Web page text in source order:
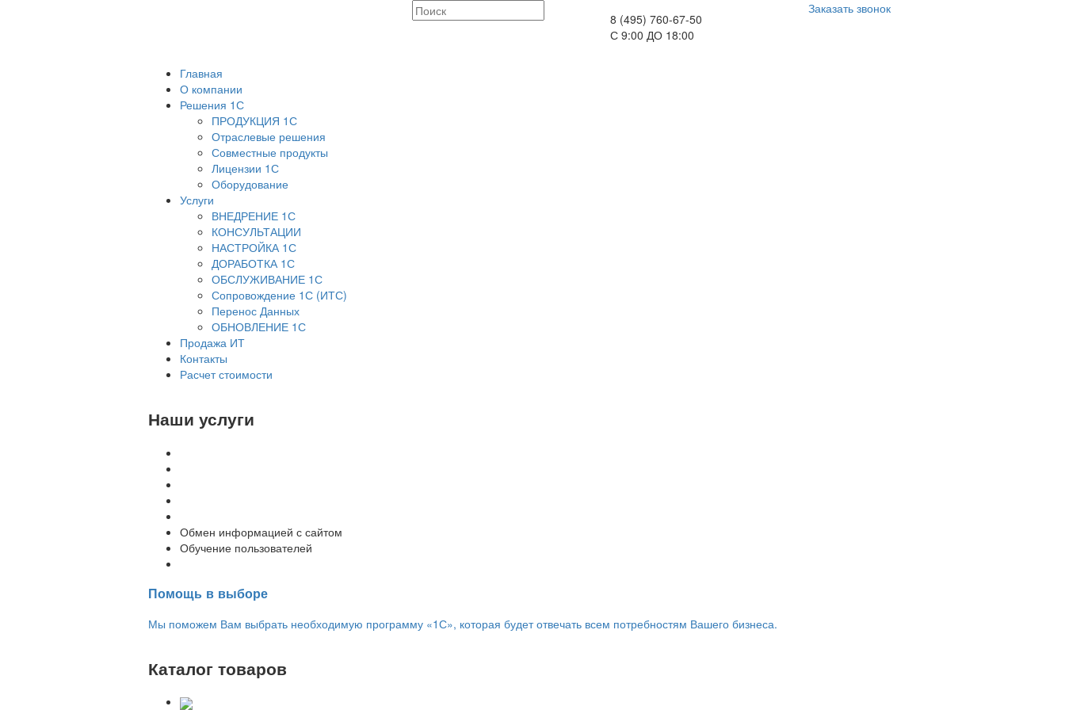
8 (495) 760-67-50
С 9:00 ДО 18:00
Заказать звонок
Главная
О компании
Решения 1С
ПРОДУКЦИЯ 1С
Отраслевые решения
Совместные продукты
Лицензии 1С
Оборудование
Услуги
ВНЕДРЕНИЕ 1С
КОНСУЛЬТАЦИИ
НАСТРОЙКА 1С
ДОРАБОТКА 1С
ОБСЛУЖИВАНИЕ 1С
Сопровождение 1С (ИТС)
Перенос Данных
ОБНОВЛЕНИЕ 1С
Продажа ИТ
Контакты
Расчет стоимости
Наши услуги
Обмен информацией с сайтом
Обучение пользователей
Помощь в выборе
Мы поможем Вам выбрать необходимую программу «1С», которая будет отвечать всем потребностям Вашего бизнеса.
Каталог товаров